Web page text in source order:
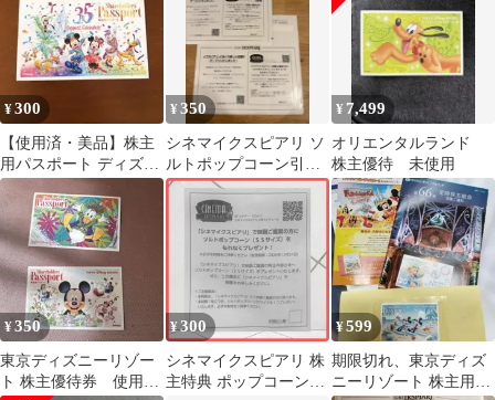
¥300
【使用済・美品】株主
用パスポート ディズニ
ー 35周年 期限2020年
1月31日
¥350
シネマイクスピアリ ソ
ルトポップコーン引換
券 2枚セット オリエン
タルランド
¥ 7,499
オリエンタルランド
株主優待 未使用
¥350
東京ディズニーリゾー
ト 株主優待券 使用済
¥300
シネマイクスピアリ 株
主特典 ポップコーンSS
¥599
期限切れ、東京ディズ
ニーリゾート 株主用パ